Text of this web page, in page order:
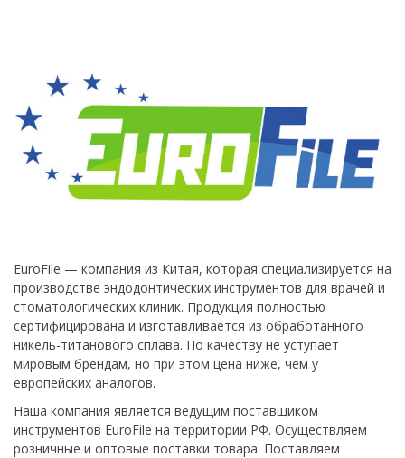
EuroFile — компания из Китая, которая специализируется на
производстве эндодонтических инструментов для врачей и
стоматологических клиник. Продукция полностью
сертифицирована и изготавливается из обработанного
никель-титанового сплава. По качеству не уступает
мировым брендам, но при этом цена ниже, чем у
европейских аналогов.
Наша компания является ведущим поставщиком
инструментов EuroFile на территории РФ. Осуществляем
розничные и оптовые поставки товара. Поставляем